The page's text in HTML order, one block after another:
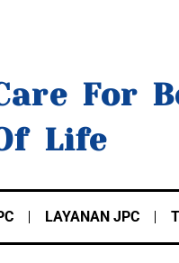
For
Life
LAYANAN JPC